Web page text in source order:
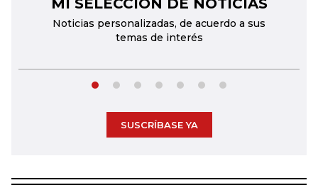
MI SELECCIÓN DE NOTICIAS
Noticias personalizadas, de acuerdo a sus
temas de interés
SUSCRÍBASE YA